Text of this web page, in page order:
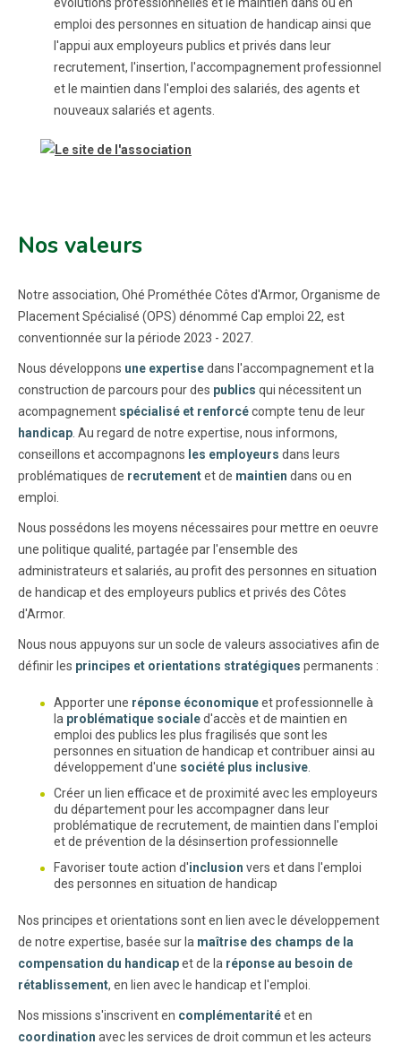
emploi des personnes en situation de handicap ainsi que
l'appui aux employeurs publics et privés dans leur
recrutement, l'insertion, l'accompagnement professionnel
et le maintien dans l'emploi des salariés, des agents et
nouveaux salariés et agents.
Nos valeurs
Notre association, Ohé Prométhée Côtes d'Armor, Organisme de
Placement Spécialisé (OPS) dénommé Cap emploi 22, est
conventionnée sur la période 2023 - 2027.
Nous développons une expertisedans l'accompagnement et la
construction de parcours pour des publics qui nécessitent un
acompagnement spécialisé et renforcécompte tenu de leur
handicap . Au regard de notre expertise, nous informons,
conseillons et accompagnons les employeurs dans leurs
problématiques de recrutementet de maintien dans ou en
emploi.
Nous possédons les moyens nécessaires pour mettre en oeuvre
une politique qualité, partagée par l'ensemble des
administrateurs et salariés, au profit des personnes en situation
de handicap et des employeurs publics et privés des Côtes
d'Armor.
Nous nous appuyons sur un socle de valeurs associatives afin de
définir les principes et orientations stratégiques permanents :
Apporter une réponse économiqueet professionnelle à
la problématique socialed'accès et de maintien en
emploi des publics les plus fragilisés que sont les
personnes en situation de handicap et contribuer ainsi au
développement d'une société plus inclusive
Créer un lien efficace et de proximité avec les employeurs
du département pour les accompagner dans leur
problématique de recrutement, de maintien dans l'emploi
et de prévention de la désinsertion professionnelle
Favoriser toute action d'inclusion vers et dans l'emploi
des personnes en situation de handicap
Nos principes et orientations sont en lien avec le développement
de notre expertise, basée sur la maîtrise des champs de la
compensation du handicapet de la réponse au besoin de
rétablissement, en lien avec le handicap et l'emploi.
Nos missions s'inscrivent en complémentaritéet en
coordination avec les services de droit commun et les acteurs